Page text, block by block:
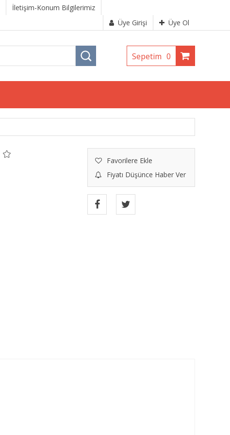
İletişim-Konum Bilgilerimiz
Üye Girişi
Üye Ol
Sepetim 0
Favorilere Ekle
Fiyatı Düşünce Haber Ver